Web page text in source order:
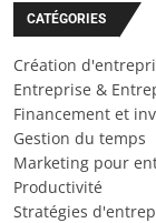
CATÉGORIES
Création
Entreprise &
Financement et
Gestion du temps
Marketing pour
Productivité
Stratégies